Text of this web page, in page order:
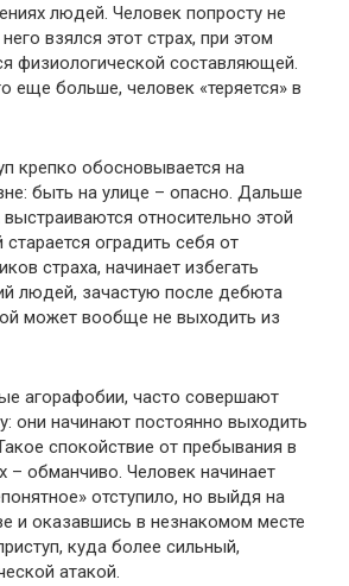
людей. Человек попросту не
взялся этот страх, при этом
физиологической составляющей.
еще больше, человек «теряется» в
крепко обосновывается на
быть на улице – опасно. Дальше
относительно этой
оградить себя от
страха, начинает избегать
людей, зачастую после дебюта
может вообще не выходить из
агорафобии, часто совершают
они начинают постоянно выходить
спокойствие от пребывания в
– обманчиво. Человек начинает
отступило, но выйдя на
и оказавшись в незнакомом месте
куда более сильный,
атакой.